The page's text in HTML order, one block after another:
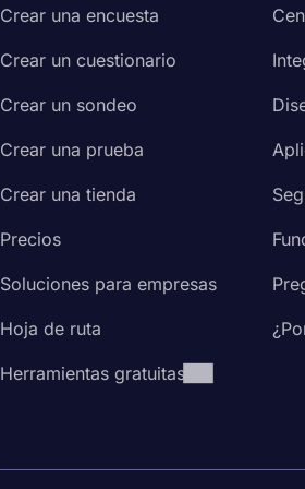
Crear una encuesta
Crear un cuestionario
Crear un sondeo
Crear una prueba
Crear una tienda
Precios
Soluciones para empresas
Hoja de ruta
Herramientas gratuitas